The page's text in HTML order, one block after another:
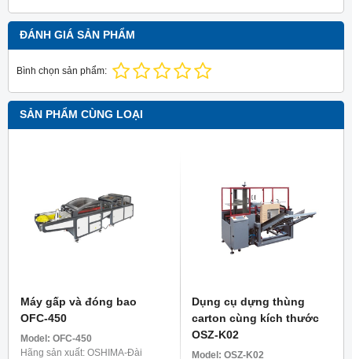
ĐÁNH GIÁ SẢN PHẨM
Bình chọn sản phẩm:
SẢN PHẨM CÙNG LOẠI
Máy gấp và đóng bao
OFC-450
Model: OFC-450
Hãng sản xuất: OSHIMA-Đài
Dụng cụ dựng thùng
carton cùng kích thước
OSZ-K02
Model: OSZ-K02